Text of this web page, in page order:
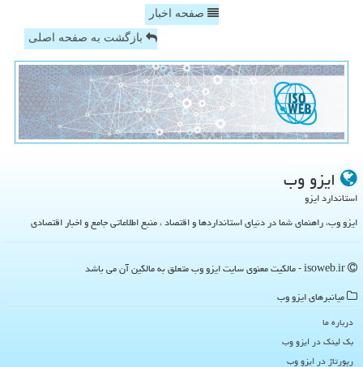
صفحه اخبار
بازگشت به صفحه اصلی
ایزو وب
استاندارد ایزو
ایزو وب، راهنمای شما در دنیای استانداردها و اقتصاد ، منبع اطلاعاتی جامع و اخبار اقتصادی
میانبرهای ایزو وب
درباره ما
بک لینک در ایزو وب
رپورتاژ در ایزو وب